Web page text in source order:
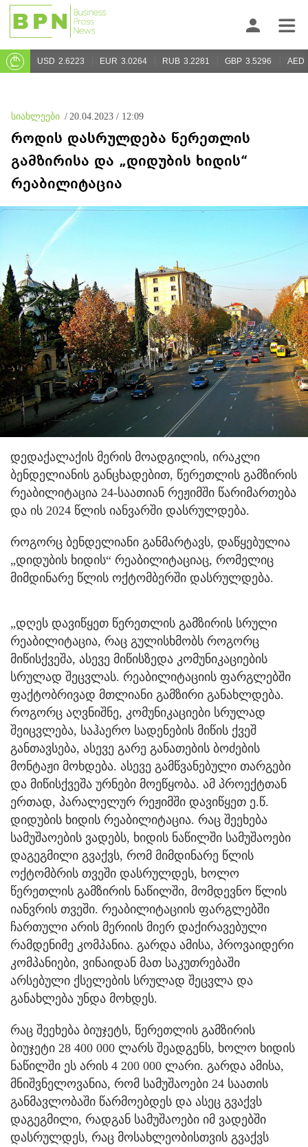
USD 2.6223 EUR 3.0264 RUB 3.2281 GBP 3.5296 AED
სიახლეები / 20.04.2023 / 12:09
როდის დასრულდება წერეთლის
გამზირისა და „დიდუბის ხიდის“
რეაბილიტაცია
დედაქალაქის მერის მოადგილის, ირაკლი
ბენდელიანის განცხადებით, წერეთლის გამზირის
რეაბილიტაცია 24-საათიან რეჟიმში წარიმართება
და ის 2024 წლის იანვარში დასრულდება.
როგორც ბენდელიანი განმარტავს, დაწყებულია
„დიდუბის ხიდის“ რეაბილიტაციაც, რომელიც
მიმდინარე წლის ოქტომბერში დასრულდება.
„დღეს დავიწყეთ წერეთლის გამზირის სრული
რეაბილიტაცია, რაც გულისხმობს როგორც
მიწისქვეშა, ასევე მიწისზედა კომუნიკაციების
სრულად შეცვლას. რეაბილიტაციის ფარგლებში
ფაქტობრივად მთლიანი გამზირი განახლდება.
როგორც აღვნიშნე, კომუნიკაციები სრულად
შეიცვლება, საჰაერო სადენების მიწის ქვეშ
განთავსება, ასევე გარე განათების ბოძების
მონტაჟი მოხდება. ასევე გამწვანებული თარგები
და მიწისქვეშა ურნები მოეწყობა. ამ პროექტთან
ერთად, პარალელურ რეჟიმში დავიწყეთ ე.წ.
დიდუბის ხიდის რეაბილიტაცია. რაც შეეხება
სამუშაოების ვადებს, ხიდის ნაწილში სამუშაოები
დაგეგმილი გვაქვს, რომ მიმდინარე წლის
ოქტომბრის თვეში დასრულდეს, ხოლო
წერეთლის გამზირის ნაწილში, მომდევნო წლის
იანვრის თვეში. რეაბილიტაციის ფარგლებში
ჩართული არის მერიის მიერ დაქირავებული
რამდენიმე კომპანია. გარდა ამისა, პროვაიდერი
კომპანიები, ვინაიდან მათ საკუთრებაში
არსებული ქსელების სრულად შეცვლა და
განახლება უნდა მოხდეს.
რაც შეეხება ბიუჯეტს, წერეთლის გამზირის
ბიუჯეტი 28 400 000 ლარს შეადგენს, ხოლო ხიდის
ნაწილში ეს არის 4 200 000 ლარი. გარდა ამისა,
მნიშვნელოვანია, რომ სამუშაოები 24 საათის
განმავლობაში წარმოებდეს და ასეც გვაქვს
დაგეგმილი, რადგან სამუშაოები იმ ვადებში
დასრულდეს, რაც მოსახლეობისთვის გვაქვს